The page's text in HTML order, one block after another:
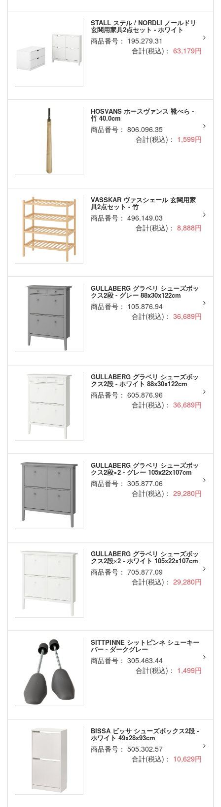
STALL ステル / NORDLI ノールドリ
玄関用家具2点セット - ホワイト
商品番号： 195.279.31
合計(税込)： 63,179円
HOSVANS ホースヴァンス 靴べら -
竹 40.0cm
商品番号： 806.096.35
合計(税込)： 1,599円
VASSKAR ヴァスシェール 玄関用家
具2点セット - 竹
商品番号： 496.149.03
合計(税込)： 8,888円
GULLABERG グラベリ シューズボッ
クス2段 - グレー 88x30x122cm
商品番号： 105.876.94
合計(税込)： 36,689円
GULLABERG グラベリ シューズボッ
クス2段 - ホワイト 88x30x122cm
商品番号： 605.876.96
合計(税込)： 36,689円
GULLABERG グラベリ シューズボッ
クス2段×2 - グレー 105x22x107cm
商品番号： 305.877.06
合計(税込)： 29,280円
GULLABERG グラベリ シューズボッ
クス2段×2 - ホワイト 105x22x107cm
商品番号： 705.877.09
合計(税込)： 29,280円
SITTPINNE シットピンネ シューキー
パー - ダークグレー
商品番号： 305.463.44
合計(税込)： 1,499円
BISSA ビッサ シューズボックス2段 -
ホワイト 49x28x93cm
商品番号： 505.302.57
合計(税込)： 10,629円